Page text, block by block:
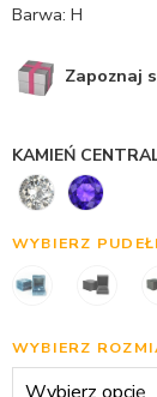
Barwa: H
Zapoznaj
KAMIEŃ
WYBIERZ
WYBIERZ